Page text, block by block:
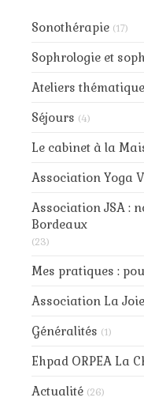
Sonothérapie (17)
Sophrologie et
Ateliers
Séjours (4)
Le cabinet à la
Association Yoga
Association JSA :
Bordeaux
(23)
Mes pratiques :
Association La
Généralités (1)
Ehpad ORPEA La
Actualité (26)